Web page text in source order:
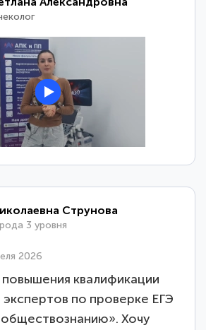
Струнова
3 уровня
2026
квалификации
по проверке ЕГЭ
Хочу